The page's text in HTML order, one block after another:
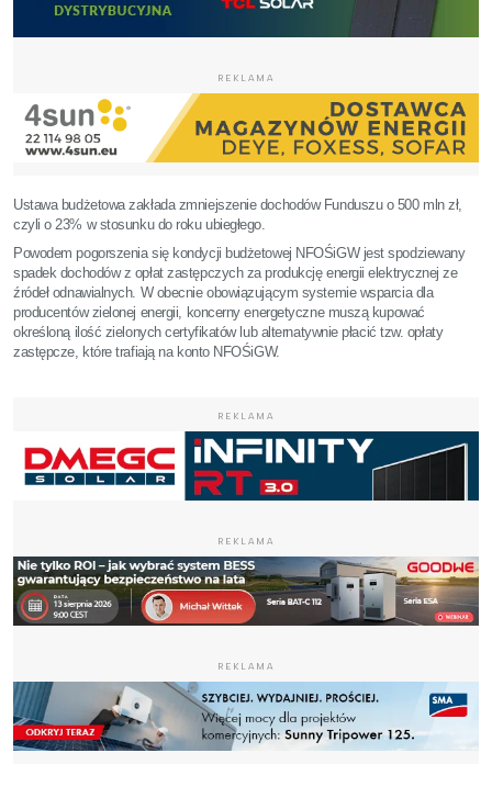
REKLAMA
Ustawa budżetowa zakłada zmniejszenie dochodów Funduszu o 500 mln zł,
czyli o 23% w stosunku do roku ubiegłego.
Powodem pogorszenia się kondycji budżetowej NFOŚiGW jest spodziewany
spadek dochodów z opłat zastępczych za produkcję energii elektrycznej ze
źródeł odnawialnych. W obecnie obowiązującym systemie wsparcia dla
producentów zielonej energii, koncerny energetyczne muszą kupować
określoną ilość zielonych certyfikatów lub alternatywnie płacić tzw. opłaty
zastępcze, które trafiają na konto NFOŚiGW.
REKLAMA
REKLAMA
REKLAMA